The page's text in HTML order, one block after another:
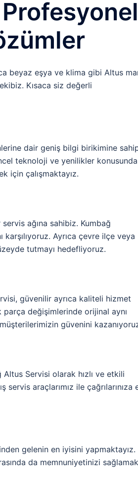
beyaz eşya ve klima gibi Altus
Kısaca siz değerli
dair geniş bilgi birikimine
teknoloji ve yenilikler konusunda
için çalışmaktayız.
ağına sahibiz. Kumbağ
Ayrıca çevre ilçe veya
tutmayı hedefliyoruz.
güvenilir ayrıca kaliteli hizmet
parça değişimlerinde orijinal aynı
güvenini
Altus Servisi olarak hızlı ve etkili
araçlarımız ile çağrılarınıza
gelenin en iyisini yapmaktayız.
da memnuniyetinizi sağlamak